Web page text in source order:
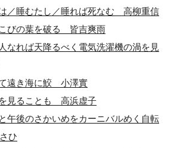
／睡むたし／睡れば死なむ 高柳重信
びの葉を破る 皆吉爽雨
なれば天降るべく電気洗濯機の渦を見
遠き海に鮫 小澤實
見ることも 高浜虚子
午後のさかいめをカーニバルめく自転
ひ